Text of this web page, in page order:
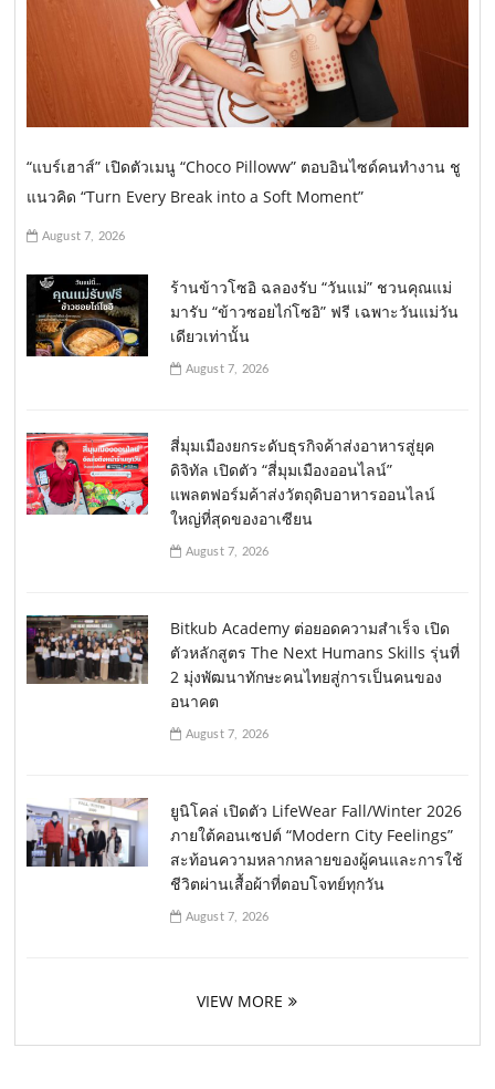
“แบร์เฮาส์” เปิดตัวเมนู “Choco Pilloww” ตอบอินไซด์คนทำงาน ชู
แนวคิด “Turn Every Break into a Soft Moment”
August 7, 2026
ร้านข้าวโซอิ ฉลองรับ “วันแม่” ชวนคุณแม่
มารับ “ข้าวซอยไก่โซอิ” ฟรี เฉพาะวันแม่วัน
เดียวเท่านั้น
August 7, 2026
สี่มุมเมืองยกระดับธุรกิจค้าส่งอาหารสู่ยุค
ดิจิทัล เปิดตัว “สี่มุมเมืองออนไลน์”
แพลตฟอร์มค้าส่งวัตถุดิบอาหารออนไลน์
ใหญ่ที่สุดของอาเซียน
August 7, 2026
Bitkub Academy ต่อยอดความสำเร็จ เปิด
ตัวหลักสูตร The Next Humans Skills รุ่นที่
2 มุ่งพัฒนาทักษะคนไทยสู่การเป็นคนของ
อนาคต
August 7, 2026
ยูนิโคล่ เปิดตัว LifeWear Fall/Winter 2026
ภายใต้คอนเซปต์ “Modern City Feelings”
สะท้อนความหลากหลายของผู้คนและการใช้
ชีวิตผ่านเสื้อผ้าที่ตอบโจทย์ทุกวัน
August 7, 2026
VIEW MORE